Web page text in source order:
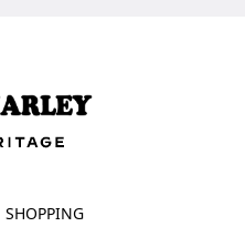
SHOPPING